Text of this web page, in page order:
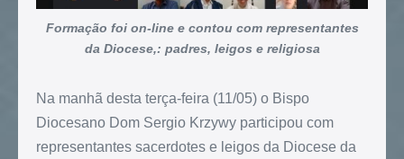
Formação foi on-line e contou com representantes
da Diocese,: padres, leigos e religiosa
Na manhã desta terça-feira (11/05) o Bispo
Diocesano Dom Sergio Krzywy participou com
representantes sacerdotes e leigos da Diocese da